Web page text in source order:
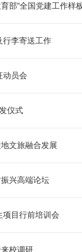
部“全国党建工作样
行李寄送工作​
动员会​
仪式​
文旅融合发展​
兴高端论坛​
目行前培训会​
校调研​